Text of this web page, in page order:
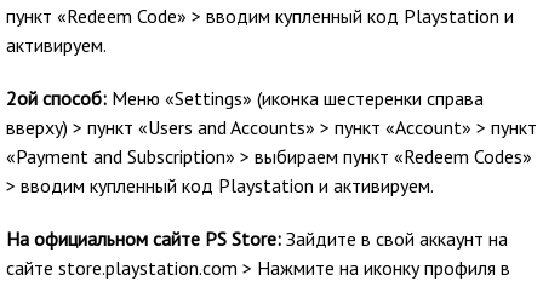
пункт «Redeem Code» > вводим купленный код Playstation и
активируем.
2ой способ: Меню «Settings» (иконка шестеренки справа
вверху) > пункт «Users and Accounts» > пункт «Account» > пункт
«Payment and Subscription» > выбираем пункт «Redeem Codes»
> вводим купленный код Playstation и активируем.
На официальном сайте PS Store: Зайдите в свой аккаунт на
сайте store.playstation.com > Нажмите на иконку профиля в